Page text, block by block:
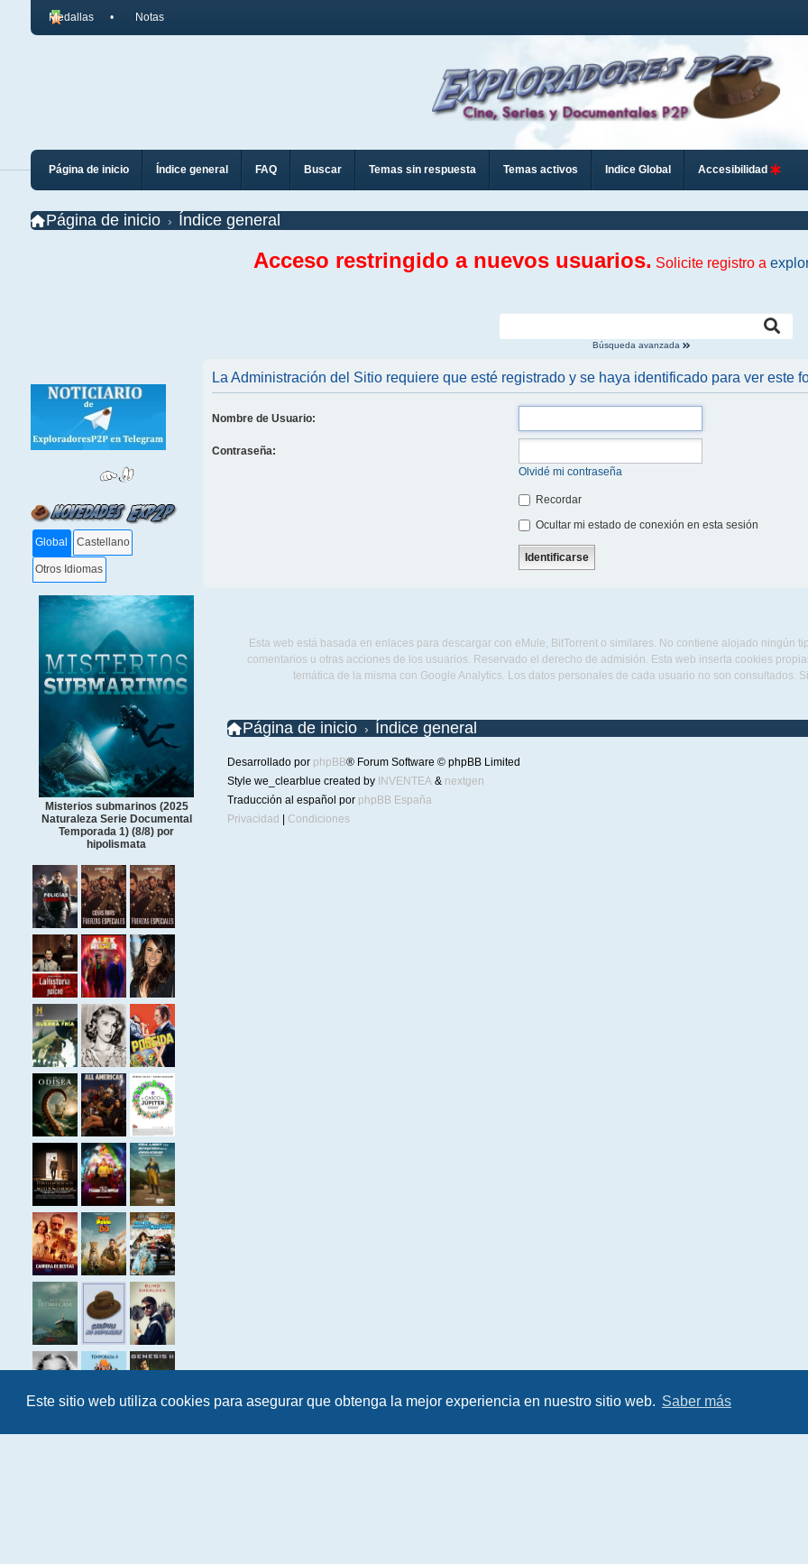
Este sitio web utiliza cookies para asegurar que obtenga la mejor experiencia en nuestro sitio web. Saber más
Medallas Notas
Página de inicio Índice general FAQ Buscar Temas sin respuesta Temas activos Indice Global Accesibilidad
Página de inicio Índice general
Acceso restringido a nuevos usuarios. Solicite registro a
Búsqueda avanzada
Global Castellano
Otros Idiomas
Misterios submarinos (2025
Naturaleza Serie Documental
Temporada 1) (8/8) por
hipolismata
La Administración del Sitio requiere que esté registrado y se haya identificado para ver este
Nombre de Usuario:
Contraseña:
Olvidé mi contraseña
Recordar
Ocultar mi estado de conexión en esta sesión
Esta web está basada en enlaces para descargar con eMule, BitTorrent o similares. No contiene alojado ningún
comentarios u otras acciones de los usuarios. Reservado el derecho de admisión. Esta web inserta cookies
temática de la misma con Google Analytics. Los datos personales de cada usuario no son consultados.
Página de inicio Índice general
Desarrollado por phpBB® Forum Software © phpBB Limited
Style we_clearblue created by INVENTEA& nextgen
Traducción al español por phpBB España
Privacidad
Condiciones